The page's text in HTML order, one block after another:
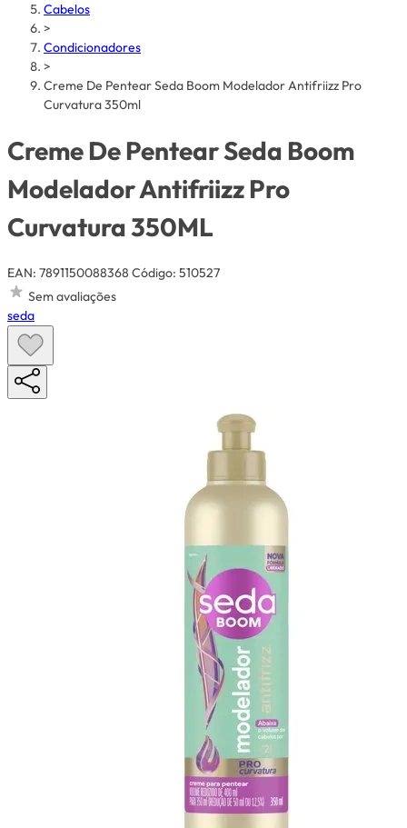
Cabelos
>
Condicionadores
>
Creme De Pentear Seda Boom Modelador Antifriizz Pro
Curvatura 350ml
Creme De Pentear Seda Boom
Modelador Antifriizz Pro
Curvatura 350ML
EAN: 7891150088368 Código: 510527
Sem avaliações
seda